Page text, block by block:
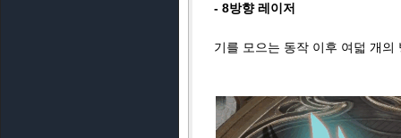
- 8방향 레이저
기를 모으는 동작 이후 여덟 개